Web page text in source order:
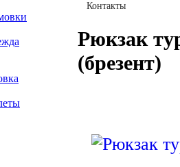
Контакты
Рюкзак
(брезент)